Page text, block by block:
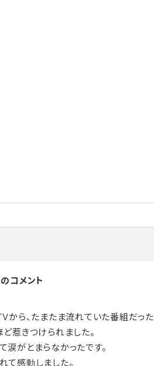
コメント
から、たまたま流れていた番組だった
惹きつけられました。
涙がとまらなかったです。
て感動しました。